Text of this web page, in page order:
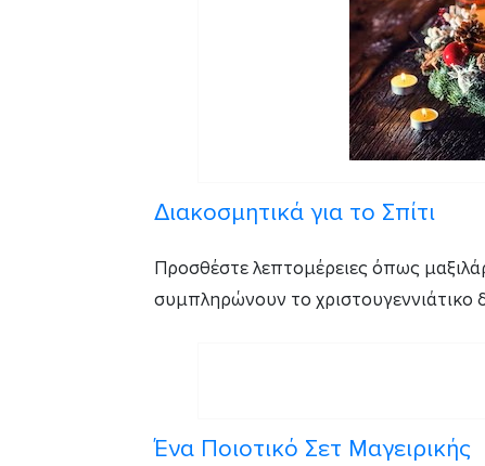
Διακοσμητικά για το Σπίτι
Προσθέστε λεπτομέρειες όπως
συμπληρώνουν το χριστουγεννιάτικο
Ένα Ποιοτικό Σετ Μαγειρικής